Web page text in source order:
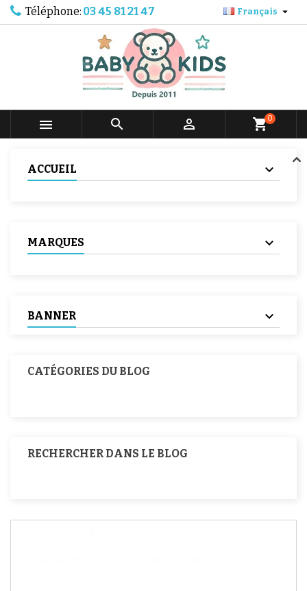
Téléphone: 03 45 81 21 47 Français 
   shopping_cart0
ACCUEIL
MARQUES
BANNER
CATÉGORIES DU BLOG
RECHERCHER DANS LE BLOG